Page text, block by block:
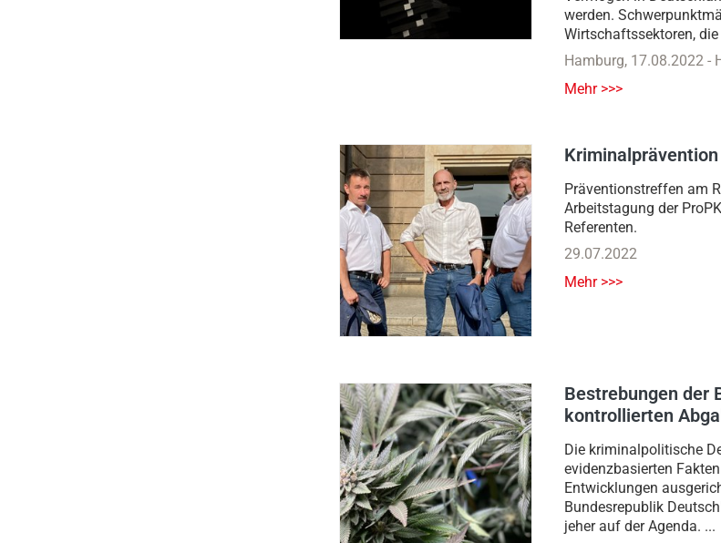
werden.
Wirtschaftssektoren, die
Hamburg, 17.08.2022 -
Mehr >>>
Präventionstreffen am
Arbeitstagung der
Referenten.
29.07.2022
Mehr >>>
Bestrebungen der
kontrollierten
Die kriminalpolitische
evidenzbasierten
Entwicklungen
Bundesrepublik
jeher auf der Agenda. ...